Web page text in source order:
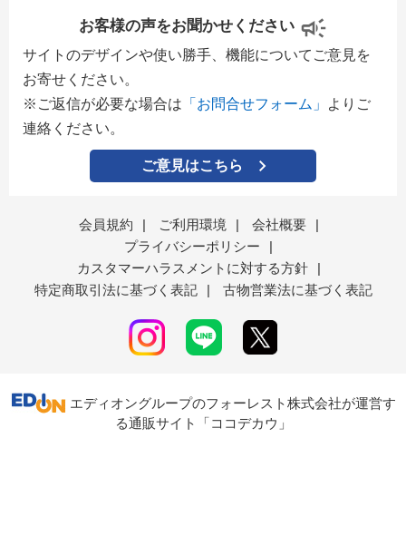
お客様の声をお聞かせください
サイトのデザインや使い勝手、機能についてご意見を
お寄せください。
※ご返信が必要な場合は 「お問合せフォーム」
よりご
連絡ください。
ご意見はこちら
会員規約 | ご利用環境 | 会社概要
|
プライバシーポリシー
|
カスタマーハラスメントに対する方針
|
特定商取引法に基づく表記
| 古物営業法に基づく表記
エディオングループのフォーレスト株式会社が運営す
る通販サイト「ココデカウ」